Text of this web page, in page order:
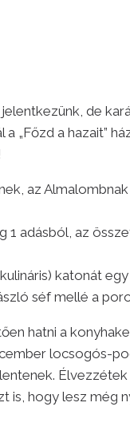
de
„Főzd a hazait”
az
adásból, az
katonát
séf mellé a
hatni a
locsogós-
is, hogy lesz még